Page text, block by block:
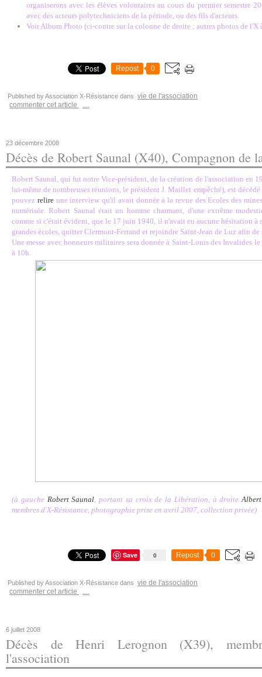
organiserons avec les élèves volontaires au cours du premier semestre
avec des acteurs polytechniciens de la période, ou des fils d'acteurs.
Voir Album Photo (ci-contre sur la colonne de droite ; autres photos de l'X
Repost 0
Published by Association X-Résistance dans vie de l'association
commenter cet article
…
23 décembre 2008
Décès de Robert Saunal (X40), Compagnon de
Robert Saunal, qui fut notre Vice-président, de la création de l'association en
lui-même de nombreuses réunions, le président J. Maillet empêché), est
pouvez relireune interview qu'il avait donnée à la revue des Ecoles des
numérisée. Robert Saunal était un homme charmant, d'une extrême
comme si c'était évident, que le 17 juin 1940, il n'avait eu aucune hésitation à
grandes écoles, quitter Clermont-Ferrand et rejoindre Saint-Jean de Luz afin de
Une messe avec honneurs militaires sera donnée à Saint-Louis des Invalides
à 10h.
(à gauche Robert Saunal, portant sa croix de la Libération, à droite
membres d'X-Résistance, photographie prise en avril 2007, collection privée)
0
Save Repost 0
Published by Association X-Résistance dans vie de l'association
commenter cet article
…
6 juillet 2008
Décès de Henri Lerognon (X39),
l'association